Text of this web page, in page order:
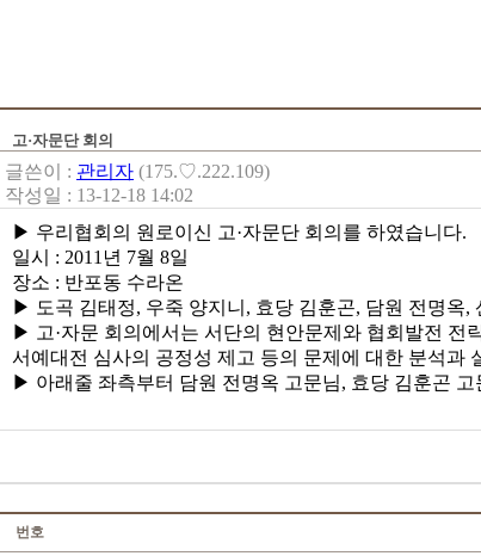
고·자문단 회의
글쓴이 : 관리자 (175.♡.222.109)
작성일 : 13-12-18 14:02
▶ 우리협회의 원로이신 고·자문단 회의를 하였습니다.
일시 : 2011년 7월 8일
장소 : 반포동 수라온
▶ 도곡 김태정, 우죽 양지니, 효당 김훈곤, 담원 전명옥
▶ 고·자문 회의에서는 서단의 현안문제와 협회발전 전
서예대전 심사의 공정성 제고 등의 문제에 대한 분석과
▶ 아래줄 좌측부터 담원 전명옥 고문님, 효당 김훈곤
번호